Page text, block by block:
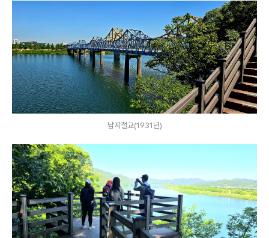
남지철교(1931년)